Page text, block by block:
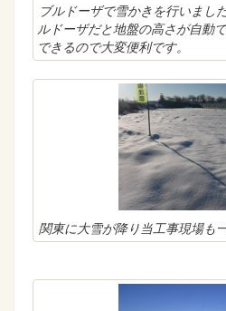
ブルドーザで雪かきを行いまし
ルドーザだと地盤の高さが自動
できるので大変便利です。
関東に大雪が降り当工事現場も